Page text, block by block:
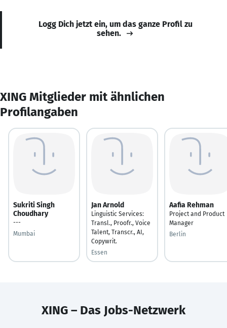
Logg Dich jetzt ein, um das ganze Profil zu
sehen.
XING Mitglieder mit ähnlichen
Profilangaben
Sukriti Singh
Choudhary
---
Mumbai
Jan Arnold
Linguistic Services:
Transl., Proofr., Voice
Talent, Transcr., AI,
Copywrit.
Essen
Aafia Rehman
Project and Product
Manager
Berlin
XING – Das Jobs-Netzwerk